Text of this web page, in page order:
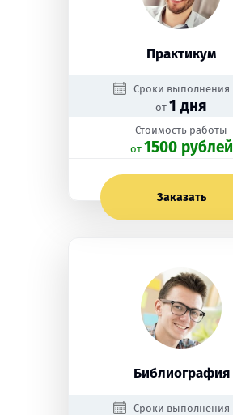
Практикум
Сроки выполнения
от 1 дня
Стоимость работы
oт 1500 рублей
Заказать
Библиография
Сроки выполнения